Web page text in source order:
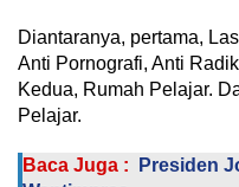
Diantaranya, pertama,
Anti Pornografi, Anti
Kedua, Rumah Pelajar.
Pelajar.
Baca Juga :
Presiden